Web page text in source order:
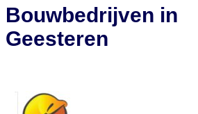
Bouwbedrijven in
Geesteren